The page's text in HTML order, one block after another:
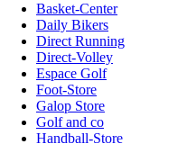
Basket-Center
Daily Bikers
Direct Running
Direct-Volley
Espace Golf
Foot-Store
Galop Store
Golf and co
Handball-Store